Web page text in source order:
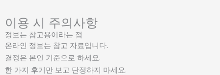
이용 시 주의사항
정보는 참고용이라는 점
온라인 정보는 참고 자료입니다.
결정은 본인 기준으로 하세요.
한 가지 후기만 보고 단정하지 마세요.